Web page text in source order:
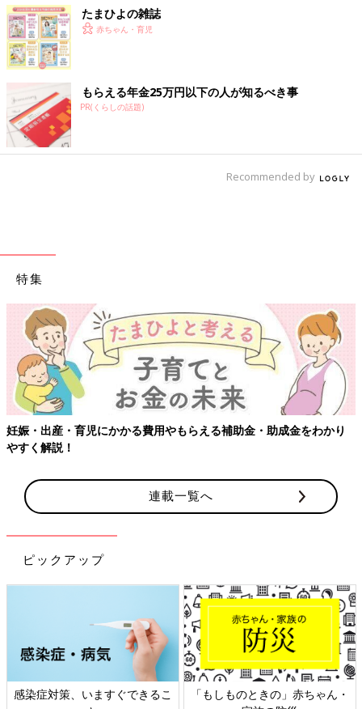
たまひよの雑誌
赤ちゃん・育児
もらえる年金25万円以下の人が知るべき事
PR(くらしの話題)
Recommended by
特集
妊娠・出産・育児にかかる費用やもらえる補助金・助成金をわかり
やすく解説！
連載一覧へ
ピックアップ
感染症対策、いますぐできるこ
「もしものときの」赤ちゃん・